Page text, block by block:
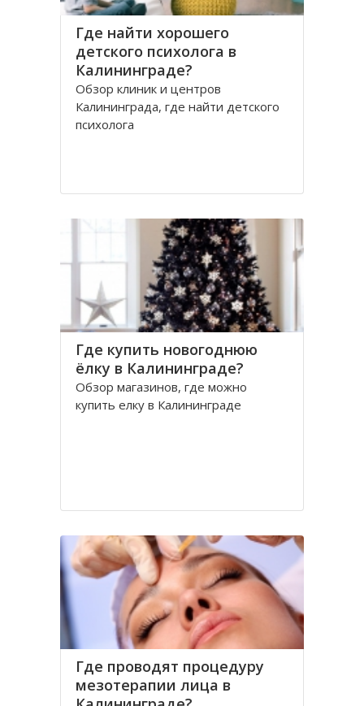
Где найти хорошего
детского психолога в
Калининграде?
Обзор клиник и центров
Калининграда, где найти детского
психолога
Где купить новогоднюю
ёлку в Калининграде?
Обзор магазинов, где можно
купить елку в Калининграде
Где проводят процедуру
мезотерапии лица в